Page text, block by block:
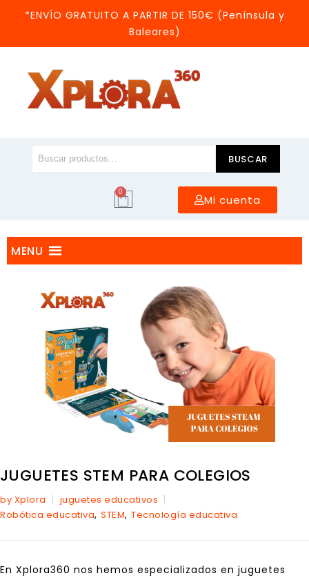
*ENVÍO GRATUITO A PARTIR DE 150€ (Península y
Baleares)
BUSCAR
0
Mi cuenta
MENU
JUGUETES STEM PARA COLEGIOS
by Xplora
juguetes educativos
Robótica educativa, STEM, Tecnología educativa
En Xplora360 nos hemos especializados en juguetes